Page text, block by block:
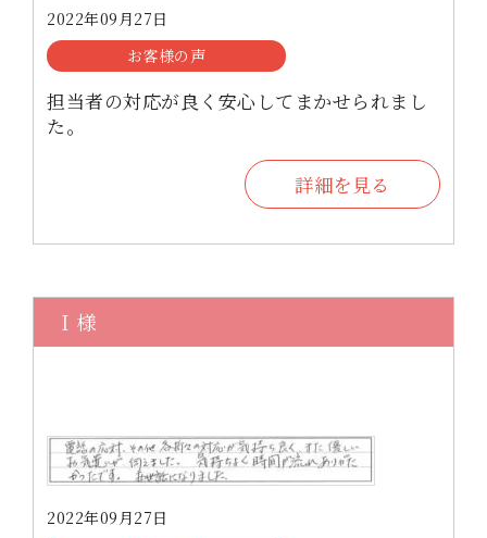
2022年09月27日
お客様の声
担当者の対応が良く安心してまかせられまし
た。
詳細を見る
Ｉ様
2022年09月27日